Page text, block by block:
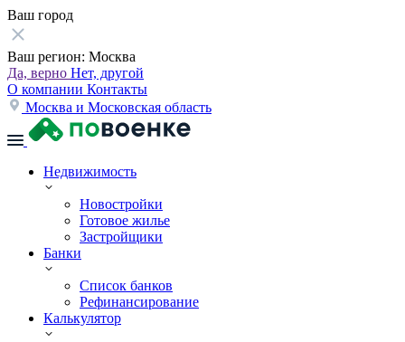
Ваш город
Ваш регион: Москва
Да, верно Нет, другой
О компании Контакты
Москва и Московская область
Недвижимость
Новостройки
Готовое жилье
Застройщики
Банки
Список банков
Рефинансирование
Калькулятор